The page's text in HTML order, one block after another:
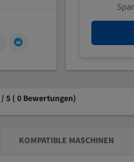
5 ( 0 Bewertungen)
KOMPATIBLE MASCHINEN